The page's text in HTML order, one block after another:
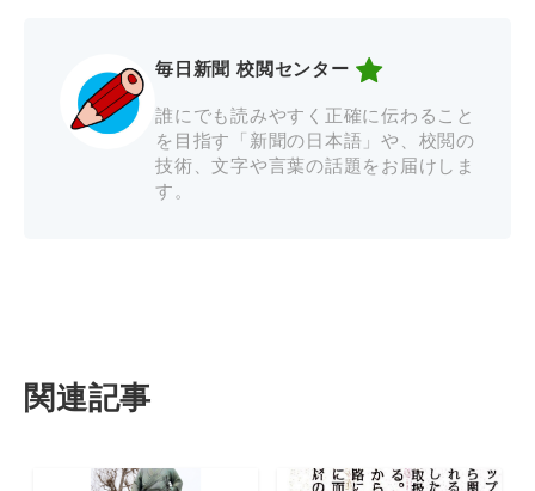
毎日新聞 校閲センター
誰にでも読みやすく正確に伝わること
を目指す「新聞の日本語」や、校閲の
技術、文字や言葉の話題をお届けしま
す。
関連記事